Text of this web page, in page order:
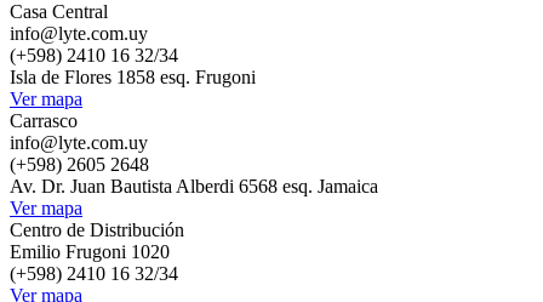
Casa Central
info@lyte.com.uy
(+598) 2410 16 32/34
Isla de Flores 1858 esq. Frugoni
Ver mapa
Carrasco
info@lyte.com.uy
(+598) 2605 2648
Av. Dr. Juan Bautista Alberdi 6568 esq. Jamaica
Ver mapa
Centro de Distribución
Emilio Frugoni 1020
(+598) 2410 16 32/34
Ver mapa